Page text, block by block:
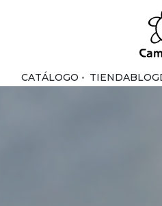
CATÁLOGO TIENDABLOG